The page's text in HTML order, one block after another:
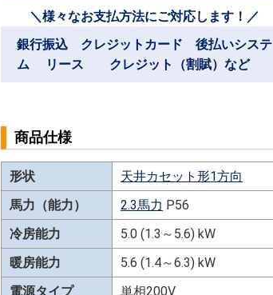
＼様々なお支払方法にご対応します！／
銀行振込 クレジットカード 後払いシステ
ム リース クレジット（割賦）など
商品仕様
形状
天井カセット形1方向
馬力（能力）
2.3馬力 P56
冷房能力
5.0 (1.3～5.6) kW
暖房能力
5.6 (1.4～6.3) kW
電源タイプ
単相200V